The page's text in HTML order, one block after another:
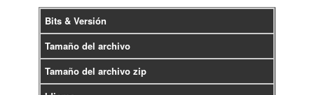
Bits & Versión
Tamaño del archivo
Tamaño del archivo zip